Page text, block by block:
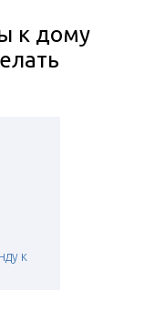
к дому
к